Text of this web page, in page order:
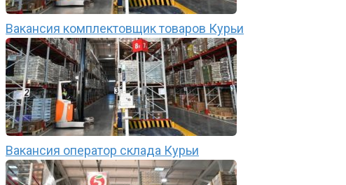
Вакансия комплектовщик товаров Курьи
Вакансия оператор склада Курьи